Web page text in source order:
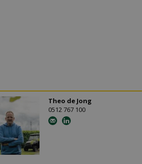
Theo de Jong
0512 767 100